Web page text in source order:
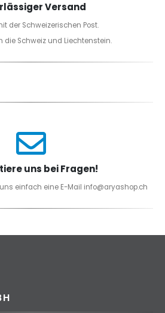
Versand
der Schweizerischen Post.
die Schweiz und Liechtenstein.
uns bei Fragen!
einfach eine E-Mail info@aryashop.ch